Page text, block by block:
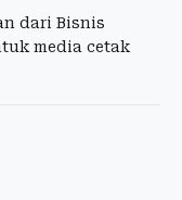
dari Bisnis
media cetak